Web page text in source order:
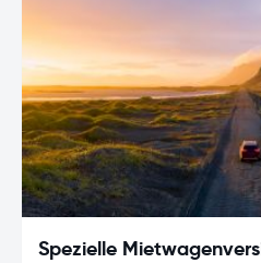
Spezielle